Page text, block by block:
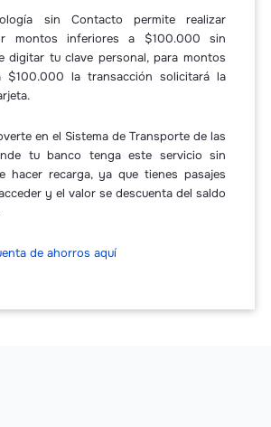
sin Contacto permite realizar
montos inferiores a $100.000 sin
digitar tu clave personal, para montos
$100.000 la transacción solicitará la
en el Sistema de Transporte de las
tu banco tenga este servicio sin
hacer recarga, ya que tienes pasajes
y el valor se descuenta del saldo
de ahorros aquí